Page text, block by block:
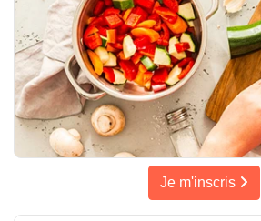
Je m'inscris